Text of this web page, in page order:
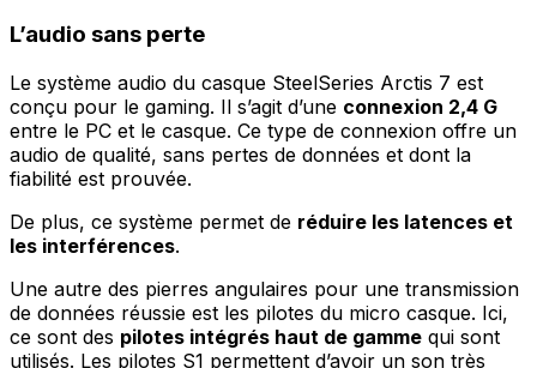
L’audio sans perte
Le système audio du casque SteelSeries Arctis 7 est
conçu pour le gaming. Il s’agit d’une connexion 2,4 G
entre le PC et le casque. Ce type de connexion offre un
audio de qualité, sans pertes de données et dont la
fiabilité est prouvée.
De plus, ce système permet de réduire les latences et
les interférences.
Une autre des pierres angulaires pour une transmission
de données réussie est les pilotes du micro casque. Ici,
ce sont des pilotes intégrés haut de gamme qui sont
utilisés. Les pilotes S1 permettent d’avoir un son très